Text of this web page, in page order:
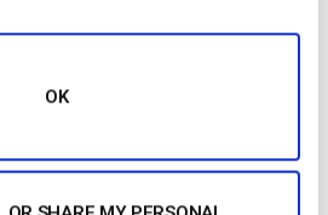
OK
cifrado AES-128, hay dos formas